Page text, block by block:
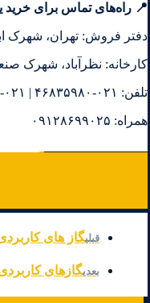
📍 ‎راه‌های تماس برای خرید یا مشاوره تخصصی‎
دفتر فروش: تهران، شهرک
کارخانه: نظرآباد، شهرک
تلفن: ۰۲۱-۴۶۸۳۵۹۸۰ | ۰۲۱-۴۶۸۳۷۰۷۲‏
همراه: ۰۹۱۲۸۶۹۹۰۲۵‏
قبلیگاز های
بعدیگازهای